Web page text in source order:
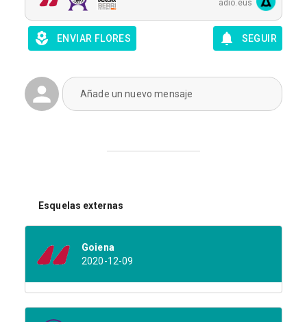
adio.eus
ENVIAR FLORES SEGUIR
Añade un nuevo mensaje
Esquelas externas
Goiena
2020-12-09